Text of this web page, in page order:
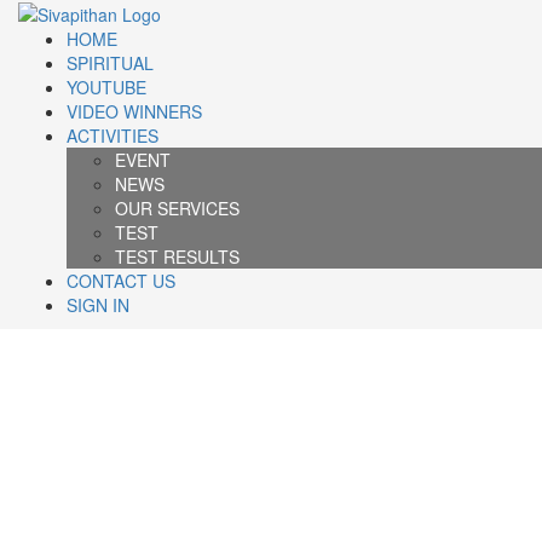
HOME
SPIRITUAL
YOUTUBE
VIDEO WINNERS
ACTIVITIES
EVENT
NEWS
OUR SERVICES
TEST
TEST RESULTS
CONTACT US
SIGN IN
PREVIOUS
PERFORMER